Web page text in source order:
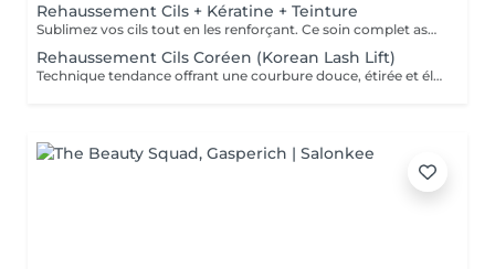
Rehaussement Cils + Kératine + Teinture
Sublimez vos cils tout en les renforçant. Ce soin complet associe un rehaussement pour ouvrir le regard, une teinture pour intensifier et un soin à la kératine pour nourrir et fortifier les cils. Résultat : des cils plus courbés, plus foncés et visiblement plus sains, pour un regard naturellement sublimé sans maquillage.
Rehaussement Cils Coréen (Korean Lash Lift)
Technique tendance offrant une courbure douce, étirée et élégante, pour un effet allongé très naturel et structuré. Contrairement au rehaussement classique (plus courbé et lifté), le Korean Lash Lift donne un rendu plus souple, sans cassure, pour des cils visuellement plus longs et disciplinés. Teinture incluse pour intensifier le regard.